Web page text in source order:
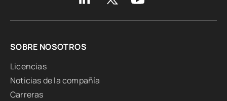
SOBRE NOSOTROS
Licencias
Noticias de la compañía
Carreras